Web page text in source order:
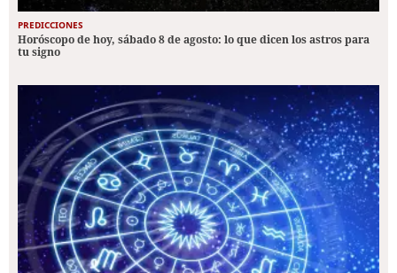
PREDICCIONES
Horóscopo de hoy, sábado 8 de agosto: lo que dicen los astros para
tu signo